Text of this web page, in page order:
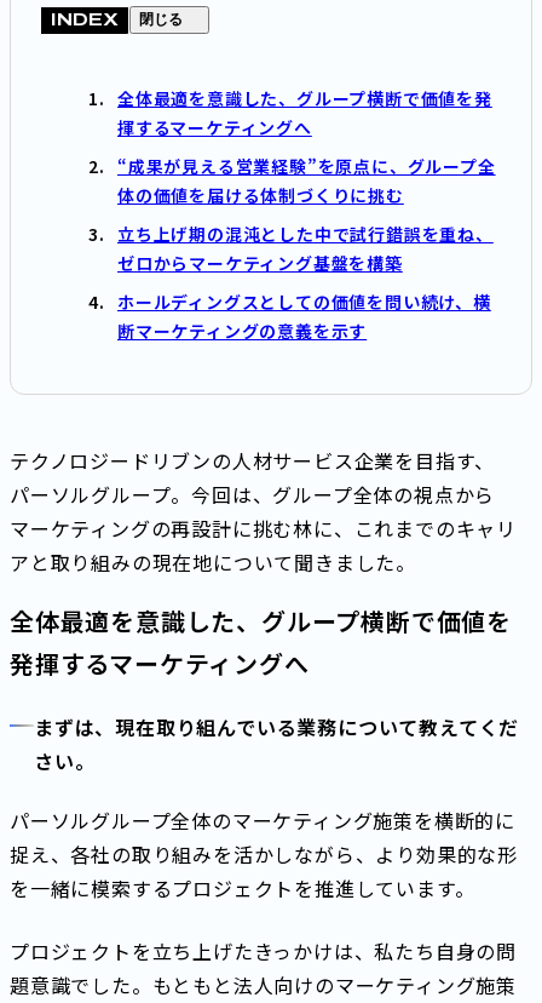
INDEX 閉じる
全体最適を意識した、グループ横断で価値を発
揮するマーケティングへ
“成果が見える営業経験”を原点に、グループ全
体の価値を届ける体制づくりに挑む
立ち上げ期の混沌とした中で試行錯誤を重ね、
ゼロからマーケティング基盤を構築
ホールディングスとしての価値を問い続け、横
断マーケティングの意義を示す
テクノロジードリブンの人材サービス企業を目指す、
パーソルグループ。今回は、グループ全体の視点から
マーケティングの再設計に挑む林に、これまでのキャリ
アと取り組みの現在地について聞きました。
全体最適を意識した、グループ横断で価値を
発揮するマーケティングへ
まずは、現在取り組んでいる業務について教えてくだ
さい。
パーソルグループ全体のマーケティング施策を横断的に
捉え、各社の取り組みを活かしながら、より効果的な形
を一緒に模索するプロジェクトを推進しています。
プロジェクトを立ち上げたきっかけは、私たち自身の問
題意識でした。もともと法人向けのマーケティング施策